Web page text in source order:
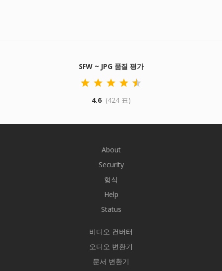
SFW ~ JPG 품질 평가
4.6 (424 표)
About
Security
형식
Help
Status
비디오 컨버터
오디오 변환기
문서 변환기